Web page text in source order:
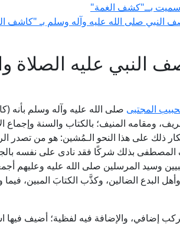
سميت بــ"كشف الغمة"
النبي صلى الله عليه وآله وسلم بـ "كاشف
النبي عليه الصلاة
المجتبى صلى الله عليه وآله وسلم
ومقامه المنيف؛ بالكتاب والسنة
ذلك على هذا النحو الـمُشين: هو من تصدر
بذلك شركًا فقد نادى على نفسه
وسيد المرسلين صلى الله عليه وعليهم
البدع الضالين، وكذَّب الكتابَ المبين،
والإضافة فيه لفظية؛ أضيف فيها